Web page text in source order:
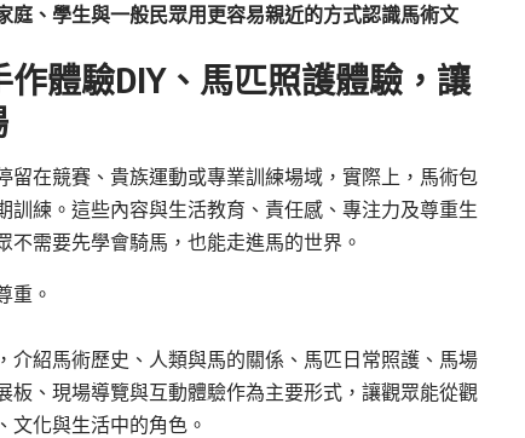
庭、學生與一般民眾用更容易親近的方式認識馬術文
體驗DIY、馬匹照護體驗，讓
在競賽、貴族運動或專業訓練場域，實際上，馬術包
練。這些內容與生活教育、責任感、專注力及尊重生
需要先學會騎馬，也能走進馬的世界。
紹馬術歷史、人類與馬的關係、馬匹日常照護、馬場
、現場導覽與互動體驗作為主要形式，讓觀眾能從觀
文化與生活中的角色。